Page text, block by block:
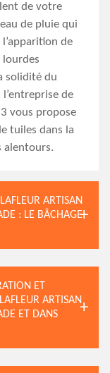
de votre
de pluie qui
de
lourdes
solidité du
de
vous propose
tuiles dans la
alentours.
ARTISAN
: LE BÂCHAGE
ET
ARTISAN
ET DANS